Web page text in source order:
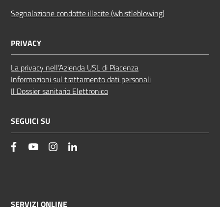
Segnalazione condotte illecite (whistleblowing)
PRIVACY
La privacy nell’Azienda USL di Piacenza
Informazioni sul trattamento dati personali
Il Dossier sanitario Elettronico
SEGUICI SU
facebookYouTube Instagram
SERVIZI ONLINE